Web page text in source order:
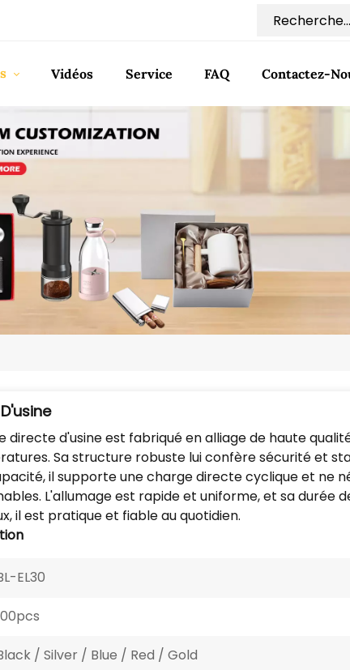
Vidéos Service FAQ Contactez-
d'usine est fabriqué en alliage de haute
Sa structure robuste lui confère sécurité et
il supporte une charge directe cyclique et ne
L'allumage est rapide et uniforme, et sa durée
il est pratique et fiable au quotidien.
EL30
/ Silver / Blue / Red / Gold